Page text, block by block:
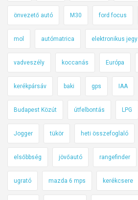
önvezető autó M30 ford focus
mol autómatrica elektronikus jegy
vadveszély koccanás Európa
kerékpársáv baki gps IAA
Budapest Közút útfelbontás LPG
Jogger tükör heti összefoglaló
elsőbbség jövőautó rangefinder
ugrató mazda 6 mps kerékcsere